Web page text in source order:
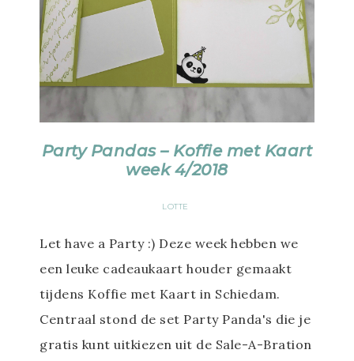
Party Pandas – Koffie met Kaart
week 4/2018
LOTTE
Let have a Party :) Deze week hebben we
een leuke cadeaukaart houder gemaakt
tijdens Koffie met Kaart in Schiedam.
Centraal stond de set Party Panda's die je
gratis kunt uitkiezen uit de Sale-A-Bration